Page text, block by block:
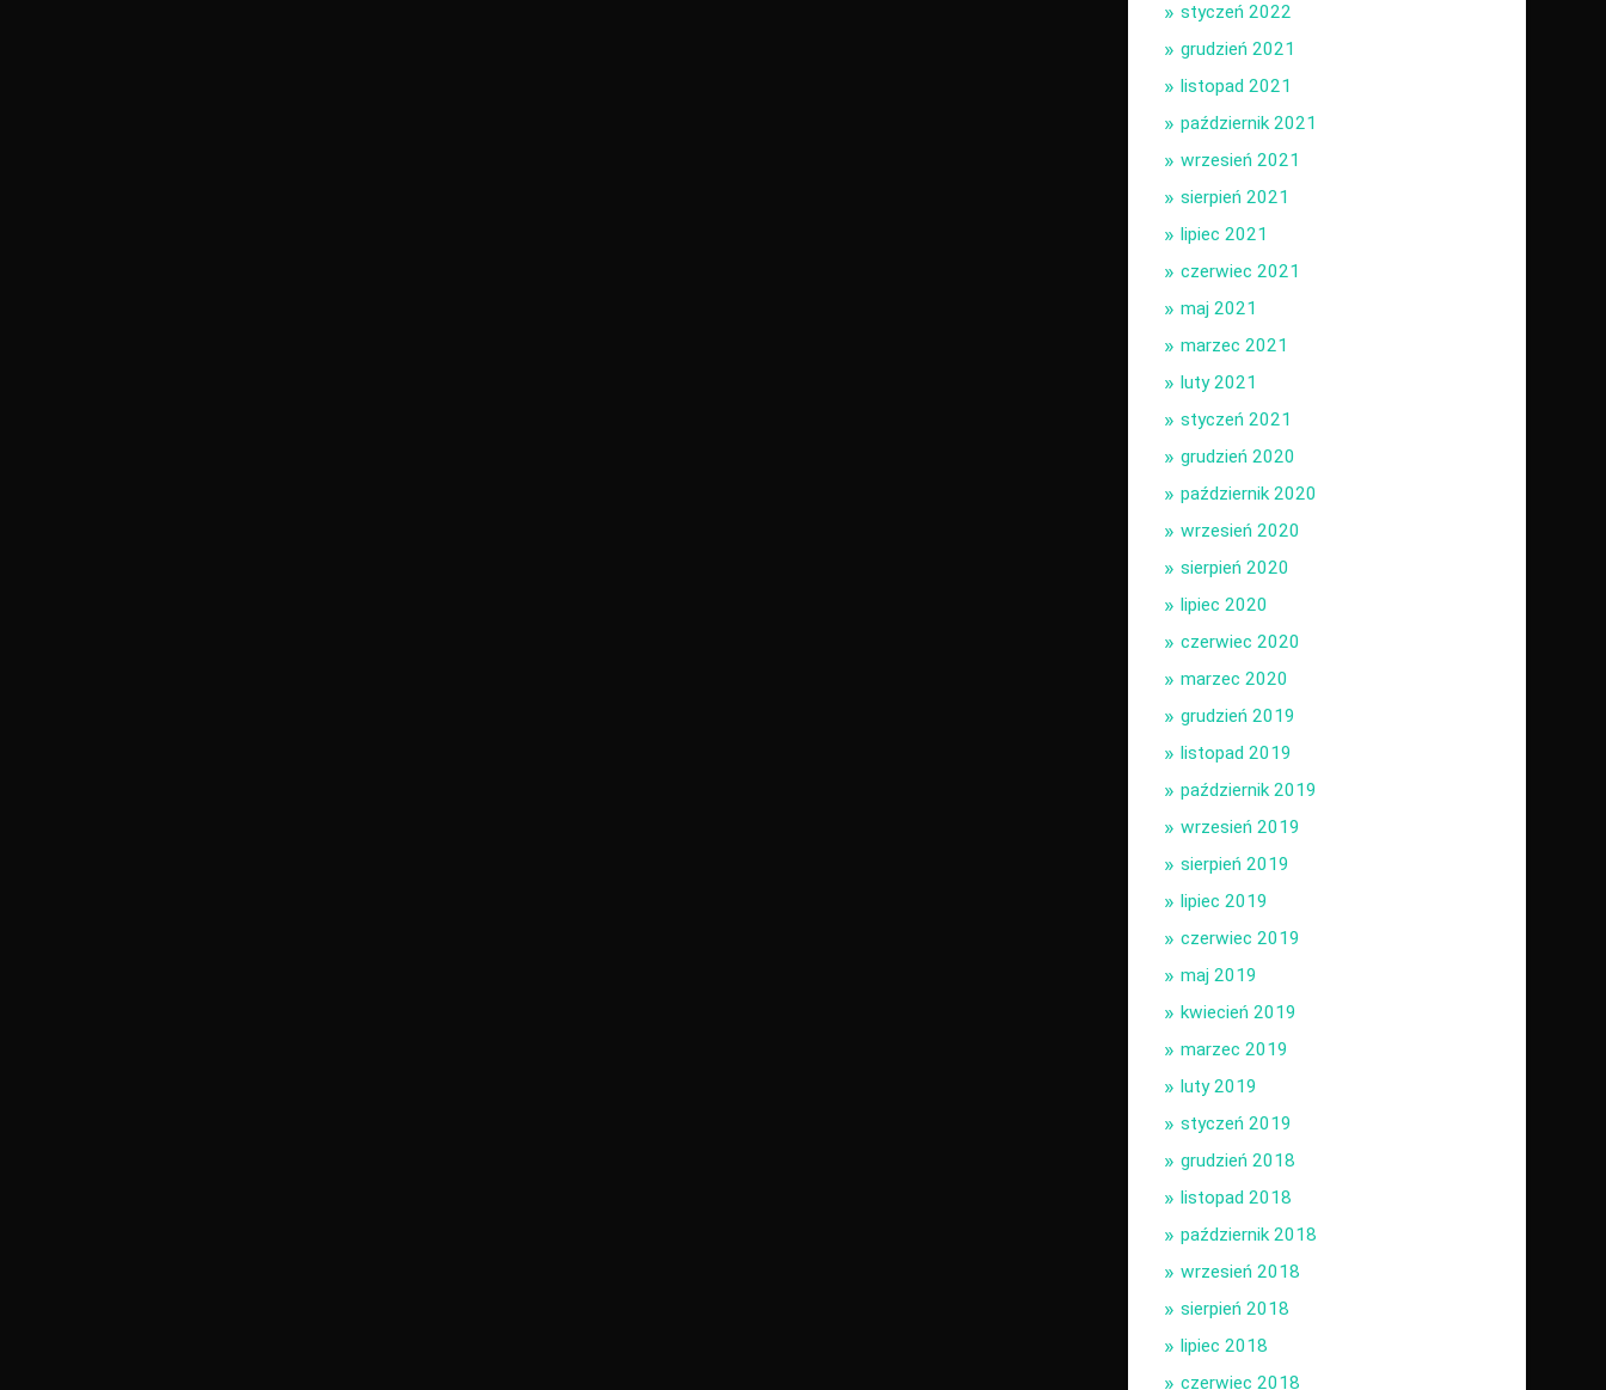
styczeń 2022
grudzień 2021
listopad 2021
październik 2021
wrzesień 2021
sierpień 2021
lipiec 2021
czerwiec 2021
maj 2021
marzec 2021
luty 2021
styczeń 2021
grudzień 2020
październik 2020
wrzesień 2020
sierpień 2020
lipiec 2020
czerwiec 2020
marzec 2020
grudzień 2019
listopad 2019
październik 2019
wrzesień 2019
sierpień 2019
lipiec 2019
czerwiec 2019
maj 2019
kwiecień 2019
marzec 2019
luty 2019
styczeń 2019
grudzień 2018
listopad 2018
październik 2018
wrzesień 2018
sierpień 2018
lipiec 2018
czerwiec 2018